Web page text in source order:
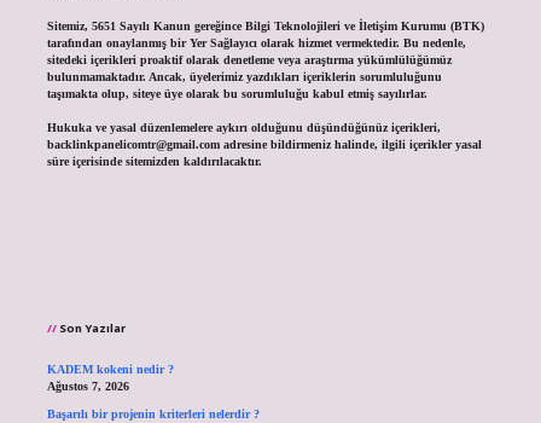
Sitemiz, 5651 Sayılı Kanun gereğince Bilgi Teknolojileri ve İletişim Kurumu (BTK)
tarafından onaylanmış bir Yer Sağlayıcı olarak hizmet vermektedir. Bu nedenle,
sitedeki içerikleri proaktif olarak denetleme veya araştırma yükümlülüğümüz
bulunmamaktadır. Ancak, üyelerimiz yazdıkları içeriklerin sorumluluğunu
taşımakta olup, siteye üye olarak bu sorumluluğu kabul etmiş sayılırlar.
Hukuka ve yasal düzenlemelere aykırı olduğunu düşündüğünüz içerikleri,
backlinkpanelicomtr@gmail.comadresine bildirmeniz halinde, ilgili içerikler yasal
süre içerisinde sitemizden kaldırılacaktır.
Son Yazılar
KADEM kokeni nedir ?
Ağustos 7, 2026
Başarılı bir projenin kriterleri nelerdir ?